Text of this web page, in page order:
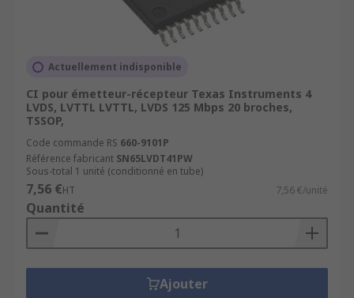
Actuellement indisponible
CI pour émetteur-récepteur Texas Instruments 4
LVDS, LVTTL LVTTL, LVDS 125 Mbps 20 broches,
TSSOP,
Code commande RS 660-9101P
Référence fabricant SN65LVDT41PW
Sous-total 1 unité (conditionné en tube)
7,56 €HT 7,56 €/unité
Quantité
Ajouter